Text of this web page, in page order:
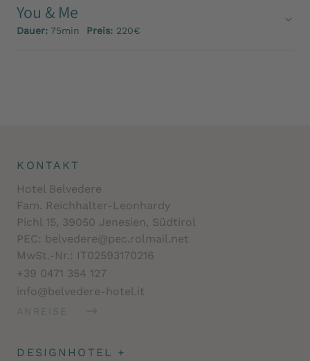
You & Me
Dauer: 75min Preis: 220€
KONTAKT
Hotel Belvedere
Fam. Reichhalter-Leonhardy
Pichl 15, 39050 Jenesien, Südtirol
PEC: belvedere@pec.rolmail.net
MwSt.-Nr.: IT02593170216
+39 0471 354 127
info@belvedere-hotel.it
ANREISE
DESIGNHOTEL +